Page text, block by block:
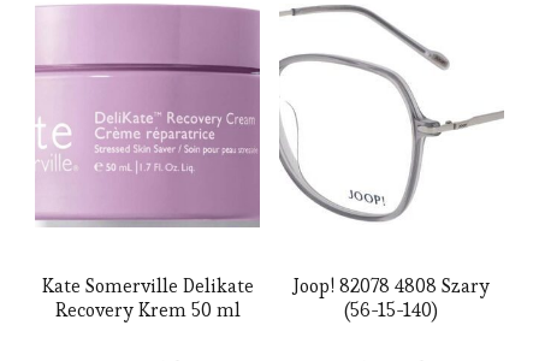
Kate Somerville Delikate
Recovery Krem 50 ml
Joop! 82078 4808 Szary
(56-15-140)